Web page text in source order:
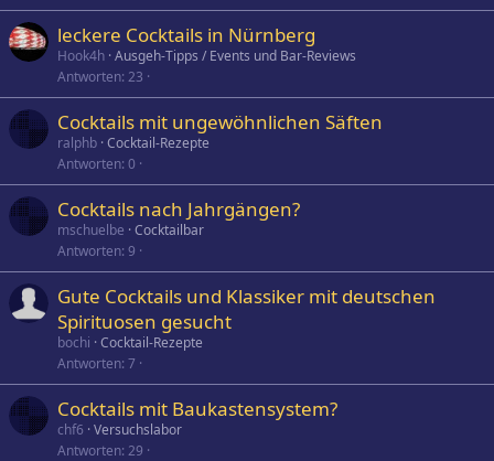
leckere Cocktails in Nürnberg
Hook4h Ausgeh-Tipps / Events und Bar-Reviews
Antworten 23
Cocktails mit ungewöhnlichen Säften
ralphb Cocktail-Rezepte
Antworten 0
Cocktails nach Jahrgängen?
mschuelbe Cocktailbar
Antworten 9
Gute Cocktails und Klassiker mit deutschen
Spirituosen gesucht
bochi Cocktail-Rezepte
Antworten 7
Cocktails mit Baukastensystem?
chf6 Versuchslabor
Antworten 29